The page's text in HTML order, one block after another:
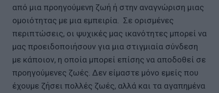
από μια προηγούμενη ζωή ή στην αναγνώριση μιας
ομοιότητας με μια εμπειρία. Σε ορισμένες
περιπτώσεις, οι ψυχικές μας ικανότητες μπορεί να
μας προειδοποιήσουν για μια στιγμιαία σύνδεση
με κάποιον, η οποία μπορεί επίσης να αποδοθεί σε
προηγούμενες ζωές. Δεν είμαστε μόνο εμείς που
έχουμε ζήσει πολλές ζωές, αλλά και τα αγαπημένα